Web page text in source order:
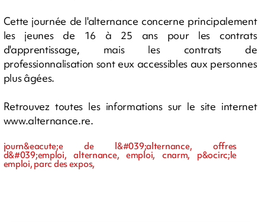
Cette journée de l'alternance concerne principalement
les jeunes de 16 à 25 ans pour les contrats
d'apprentissage, mais les contrats de
professionnalisation sont eux accessibles aux personnes
plus âgées.
Retrouvez toutes les informations sur le site internet
www.alternance.re.
journ&eacute;e de l&#039;alternance, offres
d&#039;emploi, alternance, emploi, cnarm, p&ocirc;le
emploi, parc des expos,